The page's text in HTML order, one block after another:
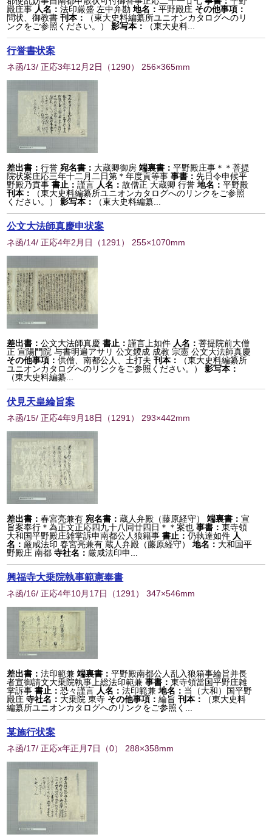
殿庄事 人名：法印厳盛 左中弁勘 地名：平野殿庄 その他事項：
問状、御教書 刊本：
（東大史料編纂所ユニオンカタログへのリ
ンクをご参照ください。）
影写本： （東大史料...
行誉書状案
ネ函/13/ 正応3年12月2日 （1290） 256×365mm
差出書：行誉 宛名書： 大蔵卿御房 端裏書：平野殿庄事＊＊菩提
院状案庄応三年十二月二日第＊年度貢等事事書：先日令申候平
野殿乃貢事 書止：謹言 人名：故僧正 大蔵卿 行誉 地名：平野殿
刊本：
（東大史料編纂所ユニオンカタログへのリンクをご参照
ください。）
影写本： （東大史料編纂...
公文大法師真慶申状案
ネ函/14/ 正応4年2月日 （1291 ） 255×1070mm
差出書：公文大法師真慶 書止：謹言上如件 人名：菩提院前大僧
正 宣陽門院 与書明遍アサリ 公文鑁成 成教 宗憲 公文大法師真慶
その他事項：供僧、南都公人、土打夫 刊本：
（東大史料編纂所
ユニオンカタログへのリンクをご参照ください。）
影写本：
（東大史料編纂...
伏見天皇綸旨案
ネ函/15/ 正応4年9月18日 （1291 ） 293×442mm
差出書：春宮亮兼有 宛名書：蔵人弁殿（藤原経守） 端裏書：宣
旨案奉行＊為正文正応四九十八同廿四日＊＊案也 事書：東寺領
大和国平野殿庄雑掌訴申南都公人狼籍事 書止：仍執達如件 人
名： 厳咸法印 春宮亮兼有 蔵人弁殿（藤原経守） 地名： 大和国平
野殿庄 南都 寺社名： 厳咸法印申...
興福寺大乗院執事範憲奉書
ネ函/16/ 正応4年10月17日 （1291 ） 347×546mm
差出書：法印範兼 端裏書：平野殿南都公人乱入狼箱事綸旨并長
者宣御請文大乗院執事上総法印範兼 事書：東寺領當国平野庄雑
掌訴事 書止：恐々謹言 人名：法印範兼 地名： 当（大和）国平野
殿庄 寺社名： 大乗院 東寺 その他事項：綸旨 刊本：
（東大史料
編纂所ユニオンカタログへのリンクをご参照く...
某施行状案
ネ函/17/ 正応x年正月7日 （0） 288×358mm